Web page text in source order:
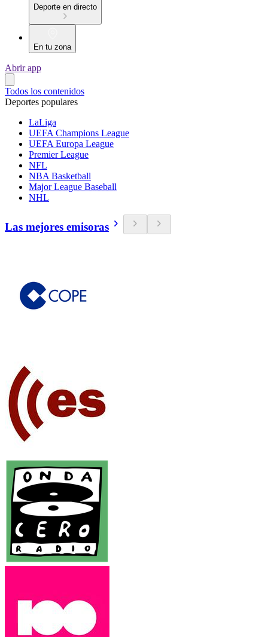
Deporte en directo
En tu zona
Abrir app
Todos los contenidos
Deportes populares
LaLiga
UEFA Champions League
UEFA Europa League
Premier League
NFL
NBA Basketball
Major League Baseball
NHL
Las mejores emisoras